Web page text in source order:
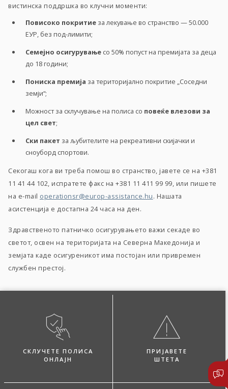
вистинска поддршка во клучни моменти:
Повисоко покритие за лекување во странство —50.000
ЕУР, без под-лимити;
Семејно осигурување со 50% попуст на премијата за деца
до 18 години;
Пониска премија за територијално покритие „Соседни
земји“;
Можност за склучување на полиса со повеќе влезови за
цел свет;
Ски пакет за љубителите на рекреативни скијачки и
сноуборд спортови.
Секогаш кога ви треба помош во странство, јавете се на +381
11 41 44 102, испратете факс на +381 11 411 99 99, или пишете
на e-mail operationsr@europ-assistance.hu. Нашата
асистенција е достапна 24 часа на ден.
Здравственото патничко осигурувањето важи секаде во
светот, освен на територијата на Северна Македонија и
земјата каде осигуреникот има постојан или привремен
службен престој.
СКЛУЧЕТЕ ПОЛИСА
ОНЛАЈН
ПРИЈАВЕТЕ
ШТЕТА